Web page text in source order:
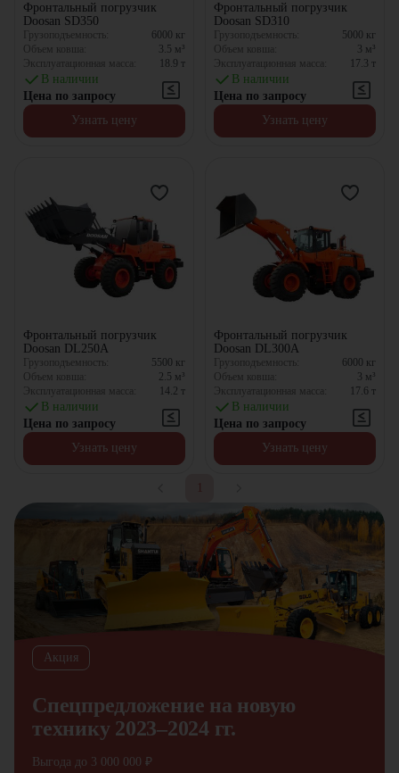
Фронтальный погрузчик
Doosan SD350
Грузоподъемность: 6000 кг
Объем ковша:
3.5 м³
Эксплуатационная масса:
18.9 т
В наличии
Цена по запросу
Узнать цену
Фронтальный погрузчик
Doosan SD310
Грузоподъемность: 5000 кг
Объем ковша:
3 м³
Эксплуатационная масса:
17.3 т
В наличии
Цена по запросу
Узнать цену
Фронтальный погрузчик
Doosan DL250A
Грузоподъемность: 5500 кг
Объем ковша:
2.5 м³
Эксплуатационная масса:
14.2 т
В наличии
Цена по запросу
Узнать цену
Фронтальный погрузчик
Doosan DL300A
Грузоподъемность: 6000 кг
Объем ковша:
3 м³
Эксплуатационная масса:
17.6 т
В наличии
Цена по запросу
Узнать цену
Акция
Спецпредложение на новую
технику 2023–2024 гг.
Выгода до 3 000 000 ₽